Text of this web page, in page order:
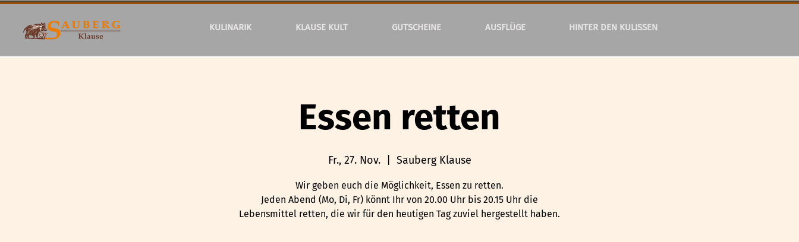
KULINARIK KLAUSE KULT GUTSCHEINE AUSFLÜGE HINTER DEN KULISSEN
Essen retten
Fr., 27. Nov.
  |
Sauberg Klause
Wir geben euch die Möglichkeit, Essen zu retten.
Jeden Abend (Mo, Di, Fr) könnt Ihr von 20.00 Uhr bis 20.15 Uhr die
Lebensmittel retten, die wir für den heutigen Tag zuviel hergestellt haben.